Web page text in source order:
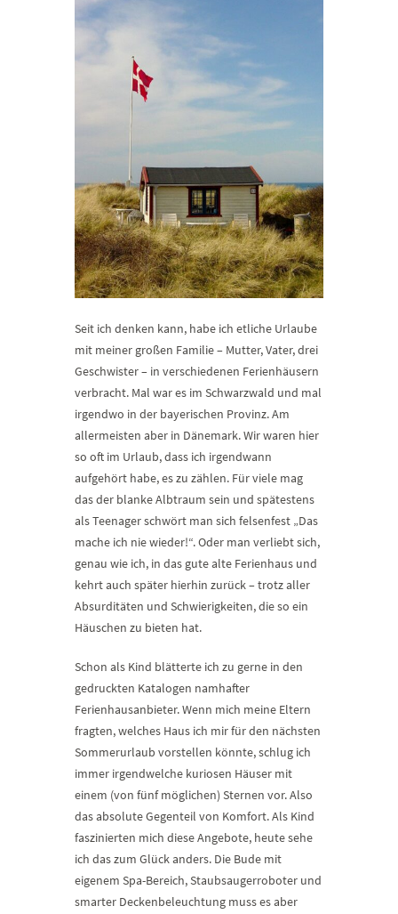
Seit ich denken kann, habe ich etliche Urlaube
mit meiner großen Familie – Mutter, Vater, drei
Geschwister – in verschiedenen Ferienhäusern
verbracht. Mal war es im Schwarzwald und mal
irgendwo in der bayerischen Provinz. Am
allermeisten aber in Dänemark. Wir waren hier
so oft im Urlaub, dass ich irgendwann
aufgehört habe, es zu zählen. Für viele mag
das der blanke Albtraum sein und spätestens
als Teenager schwört man sich felsenfest „Das
mache ich nie wieder!“. Oder man verliebt sich,
genau wie ich, in das gute alte Ferienhaus und
kehrt auch später hierhin zurück – trotz aller
Absurditäten und Schwierigkeiten, die so ein
Häuschen zu bieten hat.
Schon als Kind blätterte ich zu gerne in den
gedruckten Katalogen namhafter
Ferienhausanbieter. Wenn mich meine Eltern
fragten, welches Haus ich mir für den nächsten
Sommerurlaub vorstellen könnte, schlug ich
immer irgendwelche kuriosen Häuser mit
einem (von fünf möglichen) Sternen vor. Also
das absolute Gegenteil von Komfort. Als Kind
faszinierten mich diese Angebote, heute sehe
ich das zum Glück anders. Die Bude mit
eigenem Spa-Bereich, Staubsaugerroboter und
smarter Deckenbeleuchtung muss es aber